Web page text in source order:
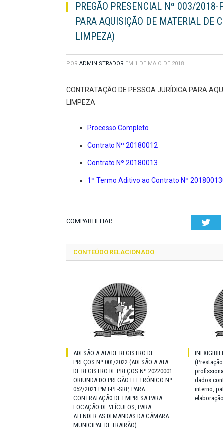
PREGÃO PRESENCIAL Nº 003/2018-
PARA AQUISIÇÃO DE MATERIAL DE
LIMPEZA)
POR ADMINISTRADOR EM 1 DE MAIO DE 2018
CONTRATAÇÃO DE PESSOA JURÍDICA PARA
LIMPEZA
Processo Completo
Contrato Nº 20180012
Contrato Nº 20180013
1º Termo Aditivo ao Contrato Nº
COMPARTILHAR:
CONTEÚDO RELACIONADO
ADESÃO A ATA DE REGISTRO DE
PREÇOS Nº 001/2022 (ADESÃO A ATA
DE REGISTRO DE PREÇOS Nº 20220001
ORIUNDA DO PREGÃO ELETRÔNICO Nº
052/2021 PMT-PE-SRP, PARA
CONTRATAÇÃO DE EMPRESA PARA
LOCAÇÃO DE VEÍCULOS, PARA
ATENDER AS DEMANDAS DA CÂMARA
MUNICIPAL DE TRAIRÃO)
dados
interno,